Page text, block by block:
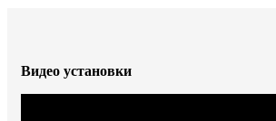
Видео установки